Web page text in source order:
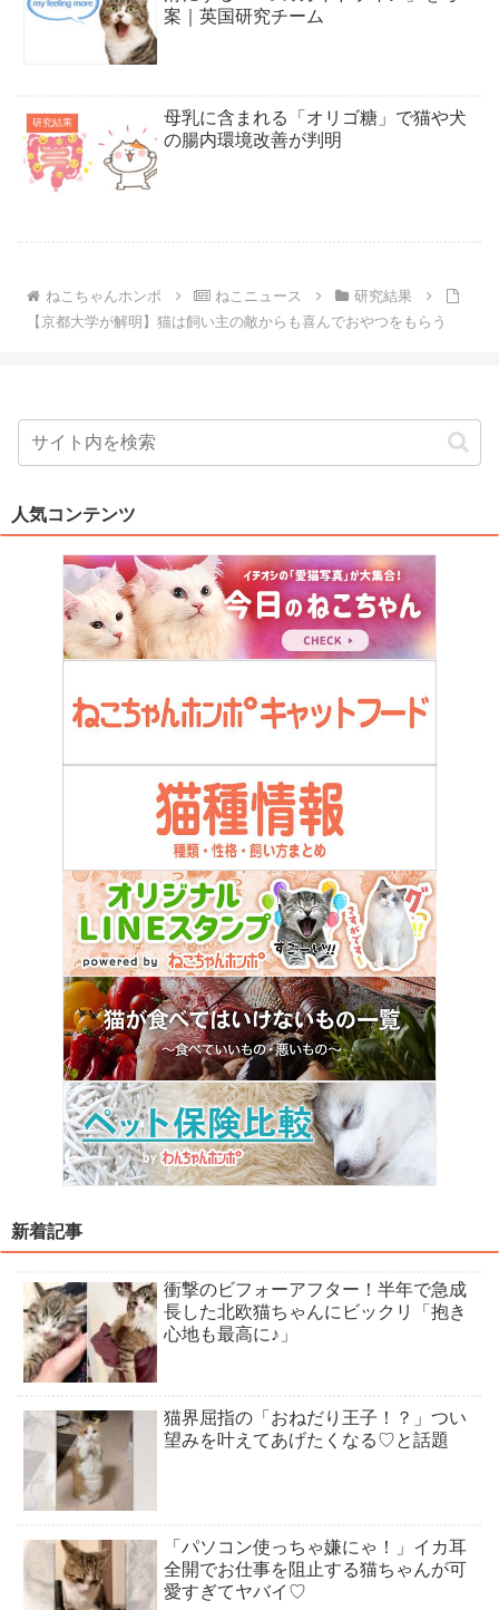
案｜英国研究チーム
研究結果
母乳に含まれる「オリゴ糖」で猫や犬
の腸内環境改善が判明
ねこちゃんホンポ ねこニュース
研究結果
【京都大学が解明】猫は飼い主の敵からも喜んでおやつをもらう
人気コンテンツ
新着記事
衝撃のビフォーアフター！半年で急成
長した北欧猫ちゃんにビックリ「抱き
心地も最高に♪」
猫界屈指の「おねだり王子！？」つい
望みを叶えてあげたくなる♡と話題
「パソコン使っちゃ嫌にゃ！」イカ耳
全開でお仕事を阻止する猫ちゃんが可
愛すぎてヤバイ♡